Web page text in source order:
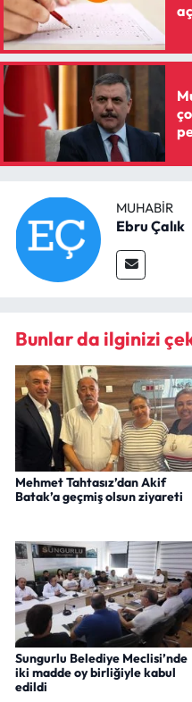
MUHABIR
Ebru Çalık
Bunlar da ilginizi
Mehmet Tahtasız’dan Akif
Batak’a geçmiş olsun ziyareti
Sungurlu Belediye Meclisi’nde
iki madde oy birliğiyle kabul
edildi